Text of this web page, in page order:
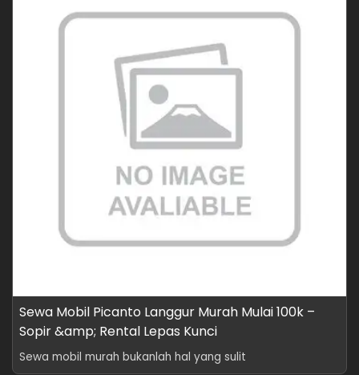
Sewa Mobil Picanto Langgur Murah Mulai 100k –
Sopir &amp; Rental Lepas Kunci
Sewa mobil murah bukanlah hal yang sulit